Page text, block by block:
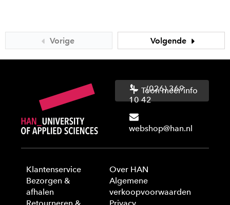
Vorige Volgende
(026) 369
10 42
webshop@han.nl
Toon meer info
Klantenservice
Bezorgen &
afhalen
Over HAN
Algemene
verkoopvoorwaarden